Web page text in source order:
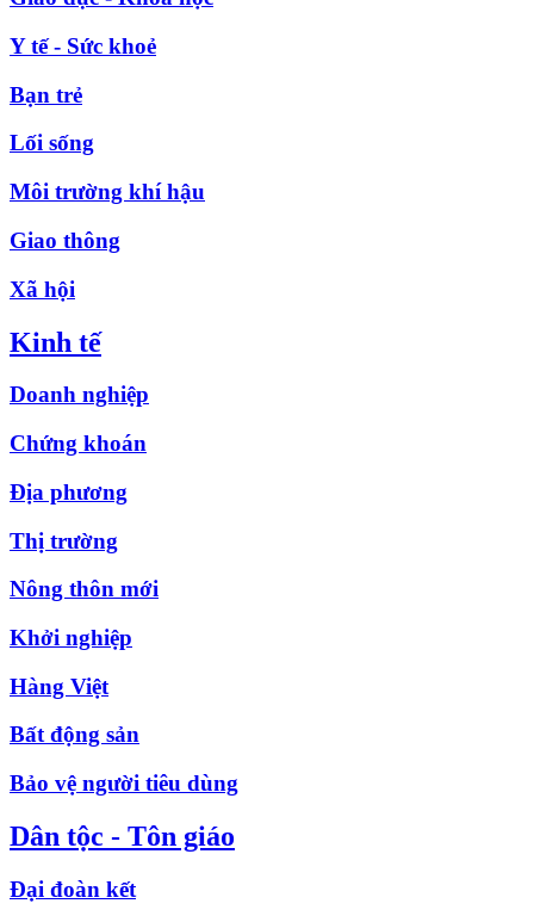
Y tế - Sức khoẻ
Bạn trẻ
Lối sống
Môi trường khí hậu
Giao thông
Xã hội
Kinh tế
Doanh nghiệp
Chứng khoán
Địa phương
Thị trường
Nông thôn mới
Khởi nghiệp
Hàng Việt
Bất động sản
Bảo vệ người tiêu dùng
Dân tộc - Tôn giáo
Đại đoàn kết